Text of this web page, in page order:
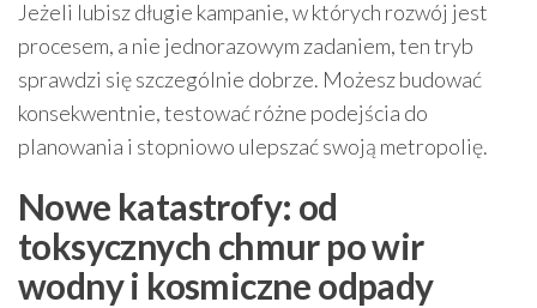
Jeżeli lubisz długie kampanie, w których rozwój jest
procesem, a nie jednorazowym zadaniem, ten tryb
sprawdzi się szczególnie dobrze. Możesz budować
konsekwentnie, testować różne podejścia do
planowania i stopniowo ulepszać swoją metropolię.
Nowe katastrofy: od
toksycznych chmur po wir
wodny i kosmiczne odpady